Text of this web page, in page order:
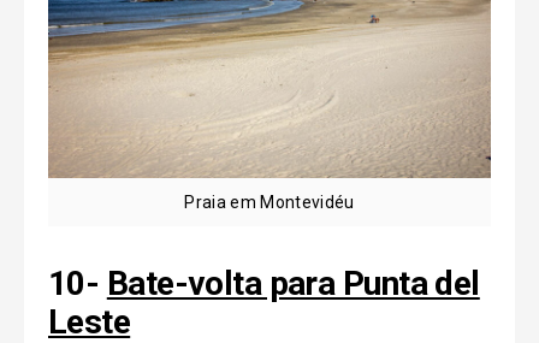
Praia em Montevidéu
10- Bate-volta para Punta del
Leste